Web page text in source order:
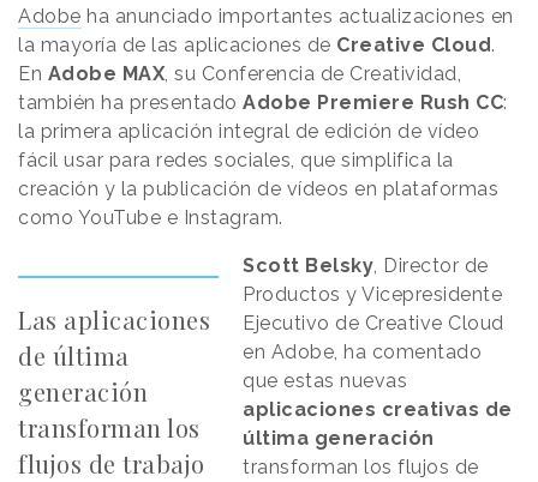
Adobe ha anunciado importantes actualizaciones en
la mayoría de las aplicaciones de Creative Cloud.
En Adobe MAX, su Conferencia de Creatividad,
también ha presentado Adobe Premiere Rush CC:
la primera aplicación integral de edición de vídeo
fácil usar para redes sociales, que simplifica la
creación y la publicación de vídeos en plataformas
como YouTube e Instagram.
Las aplicaciones
de última
generación
transforman los
flujos de trabajo
Scott Belsky, Director de
Productos y Vicepresidente
Ejecutivo de Creative Cloud
en Adobe, ha comentado
que estas nuevas
aplicaciones creativas de
última generación
transforman los flujos de